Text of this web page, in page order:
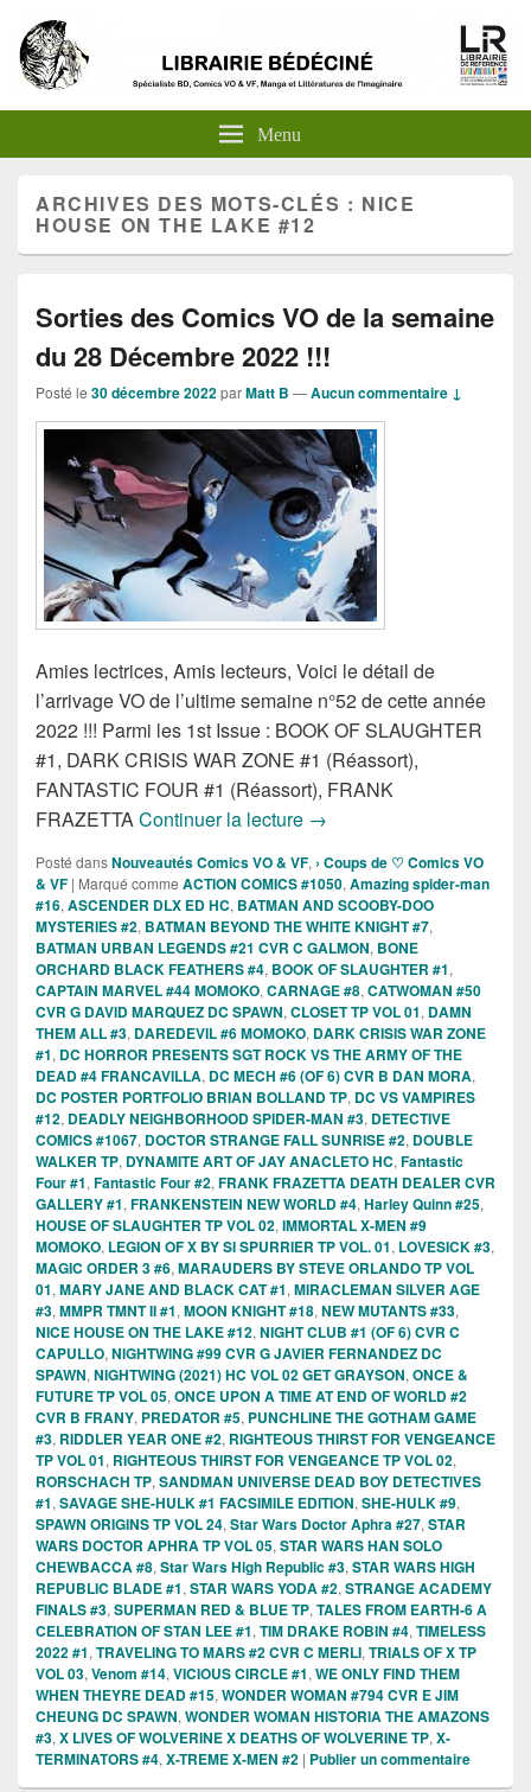
Menu
ARCHIVES DES MOTS-CLÉS : NICE
HOUSE ON THE LAKE #12
Sorties des Comics VO de la semaine
du 28 Décembre 2022 !!!
Posté le 30 décembre 2022parMatt B —Aucun commentaire ↓
Amies lectrices, Amis lecteurs, Voici le détail de
l’arrivage VO de l’ultime semaine n°52 de cette année
2022 !!! Parmi les 1st Issue : BOOK OF SLAUGHTER
#1, DARK CRISIS WAR ZONE #1 (Réassort),
FANTASTIC FOUR #1 (Réassort), FRANK
FRAZETTAContinuer la lecture Sorties des Comics VO
→
Posté dansNouveautés Comics VO & VF, › Coups de ♡ Comics VO
& VF | Marqué comme ACTION COMICS #1050,Amazing spider-man
#16,ASCENDER DLX ED HC, BATMAN AND SCOOBY-DOO
MYSTERIES #2, BATMAN BEYOND THE WHITE KNIGHT #7,
BATMAN URBAN LEGENDS #21 CVR C GALMON, BONE
ORCHARD BLACK FEATHERS #4, BOOK OF SLAUGHTER #1,
CAPTAIN MARVEL #44 MOMOKO,CARNAGE #8,CATWOMAN #50
CVR G DAVID MARQUEZ DC SPAWN,CLOSET TP VOL 01, DAMN
THEM ALL #3, DAREDEVIL #6 MOMOKO, DARK CRISIS WAR ZONE
#1, DC HORROR PRESENTS SGT ROCK VS THE ARMY OF THE
DEAD #4 FRANCAVILLA, DC MECH #6 (OF 6) CVR B DAN MORA,
DC POSTER PORTFOLIO BRIAN BOLLAND TP, DC VS VAMPIRES
#12, DEADLY NEIGHBORHOOD SPIDER-MAN #3, DETECTIVE
COMICS #1067, DOCTOR STRANGE FALL SUNRISE #2, DOUBLE
WALKER TP, DYNAMITE ART OF JAY ANACLETO HC,Fantastic
Four #1,Fantastic Four #2,FRANK FRAZETTA DEATH DEALER CVR
GALLERY #1,FRANKENSTEIN NEW WORLD #4,Harley Quinn #25,
HOUSE OF SLAUGHTER TP VOL 02,IMMORTAL X-MEN #9
MOMOKO, LEGION OF X BY SI SPURRIER TP VOL. 01, LOVESICK #3,
MAGIC ORDER 3 #6,MARAUDERS BY STEVE ORLANDO TP VOL
01,MARY JANE AND BLACK CAT #1,MIRACLEMAN SILVER AGE
#3,MMPR TMNT II #1,MOON KNIGHT #18,NEW MUTANTS #33,
NICE HOUSE ON THE LAKE #12,NIGHT CLUB #1 (OF 6) CVR C
CAPULLO,NIGHTWING #99 CVR G JAVIER FERNANDEZ DC
SPAWN,NIGHTWING (2021) HC VOL 02 GET GRAYSON,ONCE &
FUTURE TP VOL 05,ONCE UPON A TIME AT END OF WORLD #2
CVR B FRANY, PREDATOR #5, PUNCHLINE THE GOTHAM GAME
#3, RIDDLER YEAR ONE #2, RIGHTEOUS THIRST FOR VENGEANCE
TP VOL 01, RIGHTEOUS THIRST FOR VENGEANCE TP VOL 02,
RORSCHACH TP,SANDMAN UNIVERSE DEAD BOY DETECTIVES
#1,SAVAGE SHE-HULK #1 FACSIMILE EDITION,SHE-HULK #9,
SPAWN ORIGINS TP VOL 24,Star Wars Doctor Aphra #27,STAR
WARS DOCTOR APHRA TP VOL 05,STAR WARS HAN SOLO
CHEWBACCA #8,Star Wars High Republic #3,STAR WARS HIGH
REPUBLIC BLADE #1,STAR WARS YODA #2,STRANGE ACADEMY
FINALS #3,SUPERMAN RED & BLUE TP,TALES FROM EARTH-6 A
CELEBRATION OF STAN LEE #1,TIM DRAKE ROBIN #4,TIMELESS
2022 #1,TRAVELING TO MARS #2 CVR C MERLI,TRIALS OF X TP
VOL 03,Venom #14,VICIOUS CIRCLE #1,WE ONLY FIND THEM
WHEN THEYRE DEAD #15,WONDER WOMAN #794 CVR E JIM
CHEUNG DC SPAWN,WONDER WOMAN HISTORIA THE AMAZONS
#3,X LIVES OF WOLVERINE X DEATHS OF WOLVERINE TP,X-
TERMINATORS #4,X-TREME X-MEN #2 | Publier un commentaire